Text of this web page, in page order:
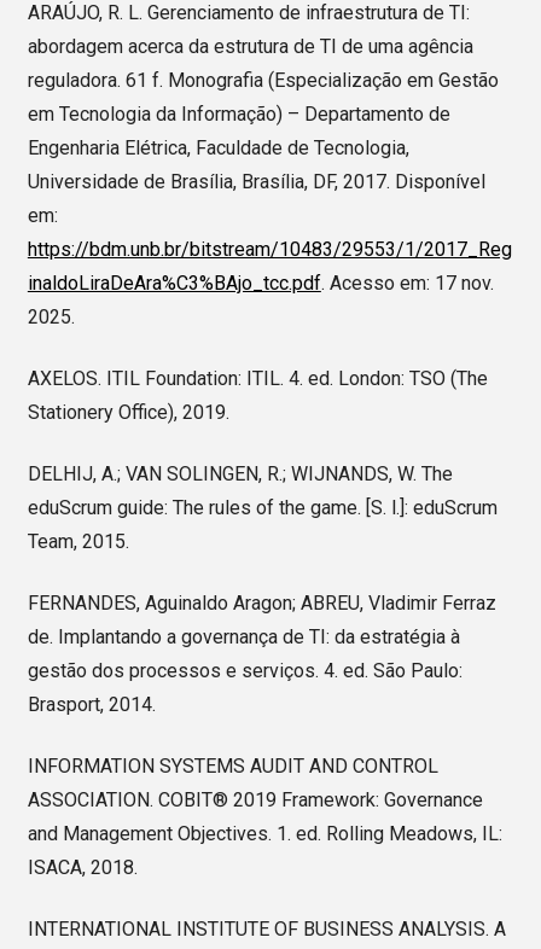
ARAÚJO, R. L. Gerenciamento de infraestrutura de TI:
abordagem acerca da estrutura de TI de uma agência
reguladora. 61 f. Monografia (Especialização em Gestão
em Tecnologia da Informação) – Departamento de
Engenharia Elétrica, Faculdade de Tecnologia,
Universidade de Brasília, Brasília, DF, 2017. Disponível
em:
https://bdm.unb.br/bitstream/10483/29553/1/2017_Reg
inaldoLiraDeAra%C3%BAjo_tcc.pdf. Acesso em: 17 nov.
2025.
AXELOS. ITIL Foundation: ITIL. 4. ed. London: TSO (The
Stationery Office), 2019.
DELHIJ, A.; VAN SOLINGEN, R.; WIJNANDS, W. The
eduScrum guide: The rules of the game. [S. l.]: eduScrum
Team, 2015.
FERNANDES, Aguinaldo Aragon; ABREU, Vladimir Ferraz
de. Implantando a governança de TI: da estratégia à
gestão dos processos e serviços. 4. ed. São Paulo:
Brasport, 2014.
INFORMATION SYSTEMS AUDIT AND CONTROL
ASSOCIATION. COBIT® 2019 Framework: Governance
and Management Objectives. 1. ed. Rolling Meadows, IL:
ISACA, 2018.
INTERNATIONAL INSTITUTE OF BUSINESS ANALYSIS. A